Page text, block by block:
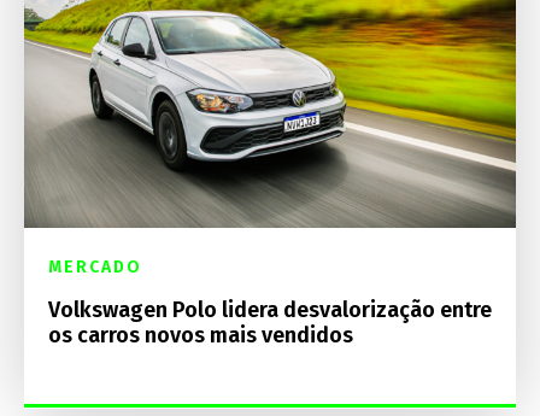
MERCADO
Volkswagen Polo lidera desvalorização entre
os carros novos mais vendidos